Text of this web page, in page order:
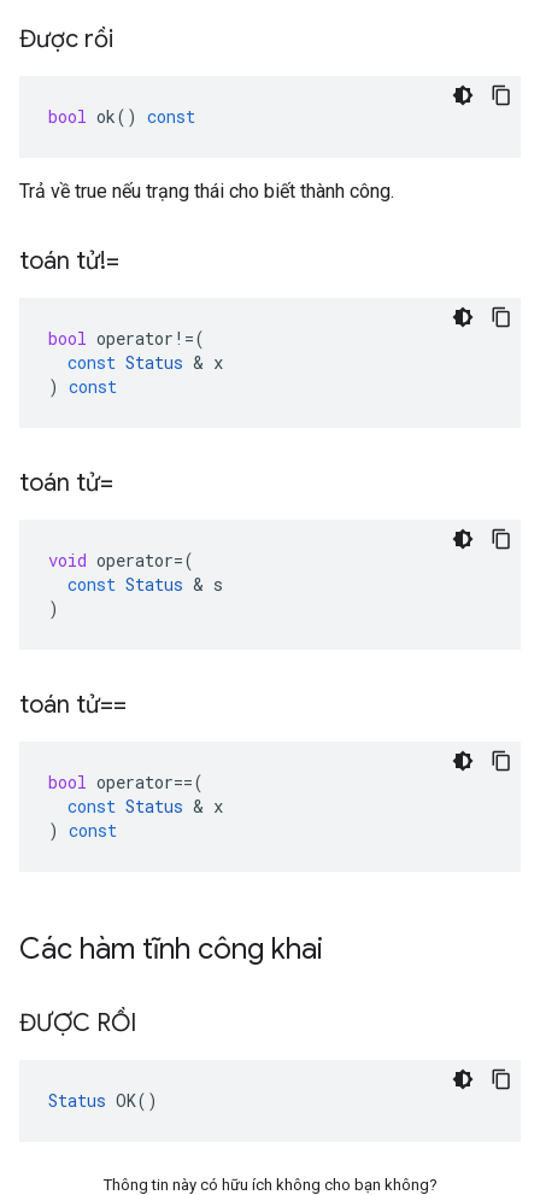
Được rồi
bool ok() const
Trả về true nếu trạng thái cho biết thành công.
toán tử!=
bool operator !=(
const Status & x
) const
toán tử=
void operator=(
const Status & s
)
toán tử==
bool operator==(
const Status & x
) const
Các hàm tĩnh công khai
ĐƯỢC RỒI
Status OK()
Thông tin này có hữu ích không cho bạn không?